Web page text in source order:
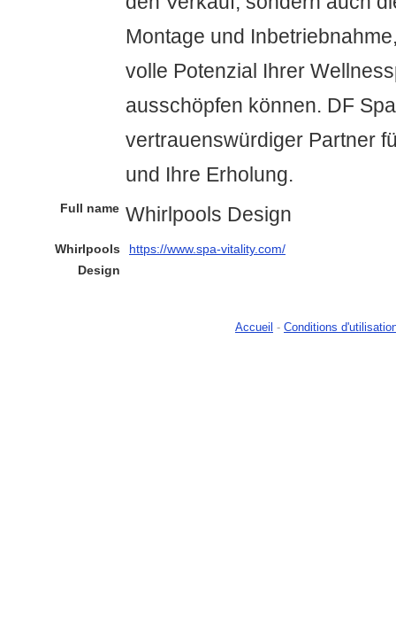
Montage und
volle Potenzial Ihrer
ausschöpfen können. DF
vertrauenswürdiger Partner
und Ihre Erholung.
Full name Whirlpools Design
Whirlpools
Design
https://www.spa-vitality.com/
Accueil - Conditions